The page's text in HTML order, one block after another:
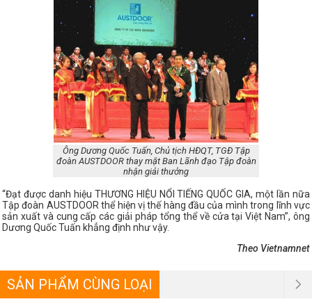
Ông Dương Quốc Tuấn, Chủ tịch HĐQT, TGĐ Tập
đoàn AUSTDOOR thay mặt Ban Lãnh đạo Tập đoàn
nhận giải thưởng
“Đạt được danh hiệu THƯƠNG HIỆU NỔI TIẾNG QUỐC GIA, một lần nữa
Tập đoàn AUSTDOOR thể hiện vị thế hàng đầu của mình trong lĩnh vực
sản xuất và cung cấp các giải pháp tổng thể về cửa tại Việt Nam”, ông
Dương Quốc Tuấn khẳng định như vậy.
Theo Vietnamnet
SẢN PHẨM CÙNG LOẠI